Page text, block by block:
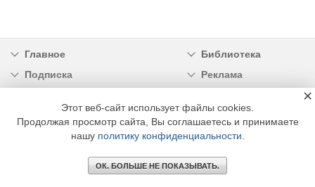
Главное
Библиотека
Подписка
Реклама
© 2002 - 2026 OOO Издательский дом «МЕДИА ТЕХНОЛОДЖИ» +7 (495) 665-00-
Этот веб-сайт использует файлы cookies.
Продолжая просмотр сайта, Вы соглашаетесь и принимаете
нашу политику конфиденциальности
ОК. БОЛЬШЕ НЕ ПОКАЗЫВАТЬ.
×